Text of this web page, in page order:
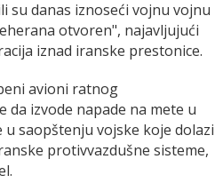
su danas iznoseći vojnu vojnu
otvoren", najavljujući
iznad iranske prestonice.
avioni ratnog
da izvode napade na mete u
saopštenju vojske koje dolazi
protivvazdušne sisteme,